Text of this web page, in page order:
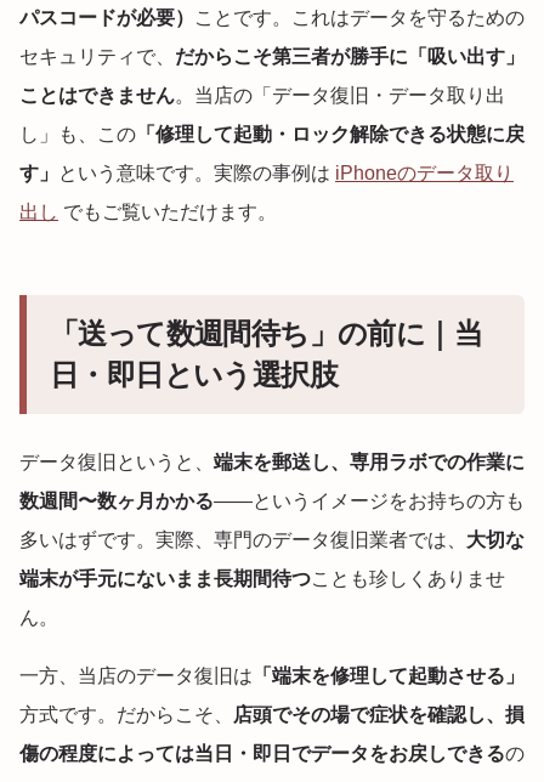
パスコードが必要）
ことです。これはデータを守るための
セキュリティで、 だからこそ第三者が勝手に「吸い出す」
ことはできません。当店の「データ復旧・データ取り出
し」も、この 「修理して起動・ロック解除できる状態に戻
す」 という意味です。実際の事例は iPhoneのデータ取り
出し でもご覧いただけます。
「送って数週間待ち」の前に｜当
日・即日という選択肢
データ復旧というと、 端末を郵送し、専用ラボでの作業に
数週間〜数ヶ月かかる——というイメージをお持ちの方も
多いはずです。実際、専門のデータ復旧業者では、 大切な
端末が手元にないまま長期間待つことも珍しくありませ
ん。
一方、当店のデータ復旧は 「端末を修理して起動させる」
方式です。だからこそ、
店頭でその場で症状を確認し、損
傷の程度によっては当日・即日でデータをお戻しできるの